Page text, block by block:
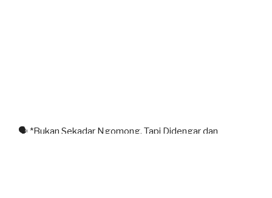
🗣️ *Bukan Sekadar Ngomong, Tapi Didengar dan